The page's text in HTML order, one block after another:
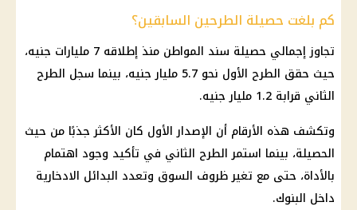
كم بلغت حصيلة الطرحين السابقين؟
تجاوز إجمالي حصيلة سند المواطن منذ إطلاقه 7 مليارات جنيه،
حيث حقق الطرح الأول نحو 5.7 مليار جنيه، بينما سجل الطرح
الثاني قرابة 1.2 مليار جنيه.
وتكشف هذه الأرقام أن الإصدار الأول كان الأكثر جذبًا من حيث
الحصيلة، بينما استمر الطرح الثاني في تأكيد وجود اهتمام
بالأداة، حتى مع تغير ظروف السوق وتعدد البدائل الادخارية
داخل البنوك.